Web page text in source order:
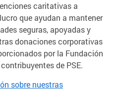
caritativas a
que ayudan a mantener
seguras, apoyadas y
donaciones corporativas
por la Fundación
de PSE.
sobre nuestras